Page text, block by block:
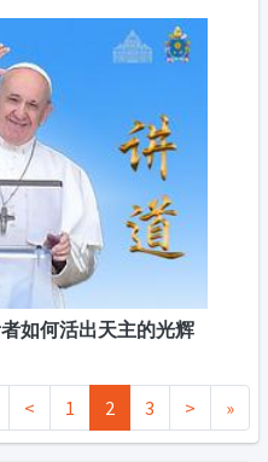
如何活出天主的光辉
< 1 2 3 > »